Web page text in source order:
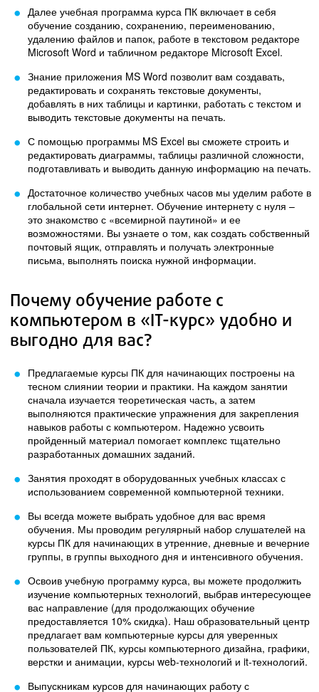
Далее учебная программа курса ПК включает в себя
обучение созданию, сохранению, переименованию,
удалению файлов и папок, работе в текстовом редакторе
Microsoft Word и табличном редакторе Microsoft Excel.
Знание приложения MS Word позволит вам создавать,
редактировать и сохранять текстовые документы,
добавлять в них таблицы и картинки, работать с текстом и
выводить текстовые документы на печать.
С помощью программы MS Excel вы сможете строить и
редактировать диаграммы, таблицы различной сложности,
подготавливать и выводить данную информацию на печать.
Достаточное количество учебных часов мы уделим работе в
глобальной сети интернет. Обучение интернету с нуля –
это знакомство с «всемирной паутиной» и ее
возможностями. Вы узнаете о том, как создать собственный
почтовый ящик, отправлять и получать электронные
письма, выполнять поиска нужной информации.
Почему обучение работе с
компьютером в «IT-курс» удобно и
выгодно для вас?
Предлагаемые курсы ПК для начинающих построены на
тесном слиянии теории и практики. На каждом занятии
сначала изучается теоретическая часть, а затем
выполняются практические упражнения для закрепления
навыков работы с компьютером. Надежно усвоить
пройденный материал помогает комплекс тщательно
разработанных домашних заданий.
Занятия проходят в оборудованных учебных классах с
использованием современной компьютерной техники.
Вы всегда можете выбрать удобное для вас время
обучения. Мы проводим регулярный набор слушателей на
курсы ПК для начинающих в утренние, дневные и вечерние
группы, в группы выходного дня и интенсивного обучения.
Освоив учебную программу курса, вы можете продолжить
изучение компьютерных технологий, выбрав интересующее
вас направление (для продолжающих обучение
предоставляется 10% скидка). Наш образовательный центр
предлагает вам компьютерные курсы для уверенных
пользователей ПК, курсы компьютерного дизайна, графики,
верстки и анимации, курсы web-технологий и it-технологий.
Выпускникам курсов для начинающих работу с